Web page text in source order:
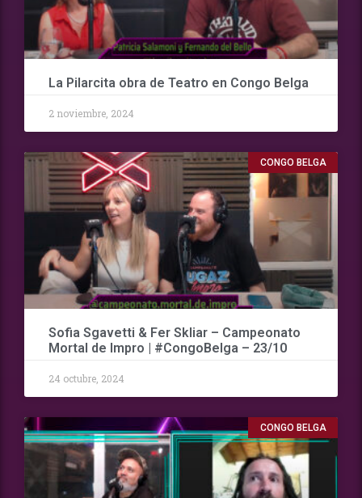
La Pilarcita obra de Teatro en Congo Belga
2 noviembre, 2024
CONGO BELGA
Sofia Sgavetti & Fer Skliar – Campeonato
Mortal de Impro | #CongoBelga – 23/10
24 octubre, 2024
CONGO BELGA